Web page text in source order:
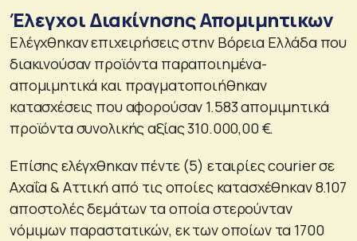
Έλεγχοι Διακίνησης Απομιμητικων
Ελέγχθηκαν επιχειρήσεις στην Βόρεια Ελλάδα που
διακινούσαν προϊόντα παραποιημένα-
απομιμητικά και πραγματοποιήθηκαν
κατασχέσεις που αφορούσαν 1.583 απομιμητικά
προϊόντα συνολικής αξίας 310.000,00 €.
Επίσης ελέγχθηκαν πέντε (5) εταιρίες courier σε
Αχαΐα & Αττική από τις οποίες κατασχέθηκαν 8.107
αποστολές δεμάτων τα οποία στερούνταν
νόμιμων παραστατικών, εκ των οποίων τα 1700